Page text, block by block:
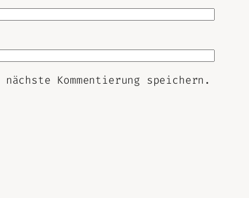
Kommentierung speichern.